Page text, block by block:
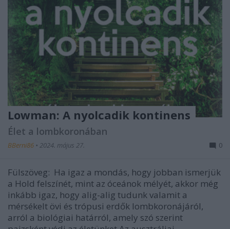
Lowman: A nyolcadik kontinens
Élet a lombkoronában
BBerni86 • 2024. május 27. 0
Fülszöveg: Ha igaz a mondás, hogy jobban ismerjük
a Hold felszínét, mint az óceánok mélyét, akkor még
inkább igaz, hogy alig-alig tudunk valamit a
mérsékelt övi és trópusi erdők lombkoronájáról,
arról a biológiai határról, amely szó szerint